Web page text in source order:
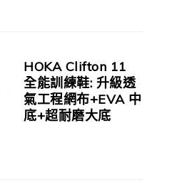
HOKA Clifton 11
全能訓練鞋: 升級透
氣工程網布+EVA 中
底+超耐磨大底